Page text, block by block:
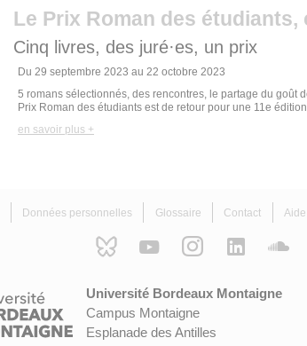
Le Prix Roman des étudiants,
Cinq livres, des juré·es, un prix
Du 29 septembre 2023 au 22 octobre 2023
5 romans sélectionnés, des rencontres, le partage du goût
Prix Roman des étudiants est de retour pour une 11e
en savoir plus +
Données personnelles Glossaire Contact Aide
Université Bordeaux Montaigne
Campus Montaigne
Esplanade des Antilles